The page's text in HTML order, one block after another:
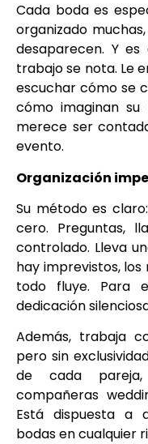
Cada boda es
organizado
desaparecen. Y
trabajo se nota. Le
escuchar cómo se
cómo imaginan su
merece ser
evento.
Organización
Su método es
cero. Preguntas,
controlado. Lleva
hay imprevistos, los
todo fluye. Para
dedicación
Además, trabaja
pero sin
de cada
compañeras
Está dispuesta a
bodas en cualquier